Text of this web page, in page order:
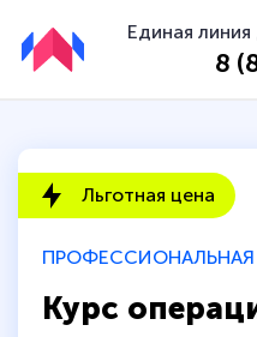
Единая
8
Курс
Льготная цена